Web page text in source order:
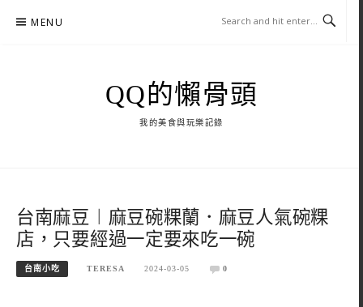
MENU
QQ的懶骨頭
我的美食與玩樂記錄
台南麻豆︱麻豆碗粿蘭．麻豆人氣碗粿
店，只要經過一定要來吃一碗
台南小吃 TERESA 2024-03-05 0